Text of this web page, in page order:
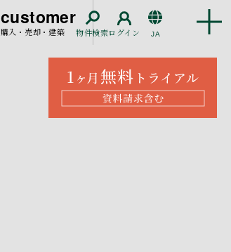
customer
購入・売却・建築 物件検索ログイン
EN
CN